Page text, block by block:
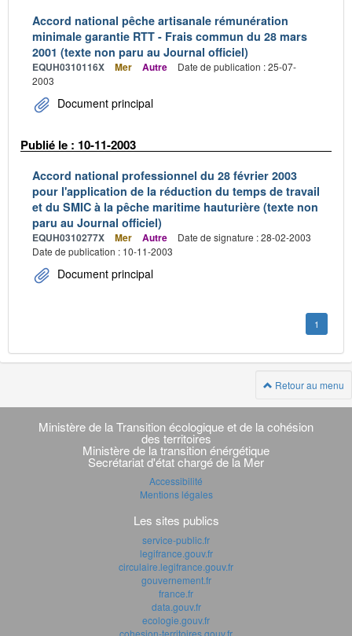
Accord national pêche artisanale rémunération
minimale garantie RTT - Frais commun du 28 mars
2001 (texte non paru au Journal officiel)
EQUH0310116X Mer Autre
Date de publication : 25-07-
2003
Document principal
Publié le : 10-11-2003
Accord national professionnel du 28 février 2003
pour l'application de la réduction du temps de travail
et du SMIC à la pêche maritime hauturière (texte non
paru au Journal officiel)
EQUH0310277X Mer Autre
Date de signature : 28-02-2003
Date de publication : 10-11-2003
Document principal
1
Retour au menu
Navigation
transverse
Ministère de la Transition écologique et de la cohésion
des territoires
Ministère de la transition énérgétique
Secrétariat d'état chargé de la Mer
Accessibilité
Mentions légales
Les sites publics
service-public.fr
legifrance.gouv.fr
circulaire.legifrance.gouv.fr
gouvernement.fr
france.fr
data.gouv.fr
ecologie.gouv.fr
cohesion-territoires.gouv.fr